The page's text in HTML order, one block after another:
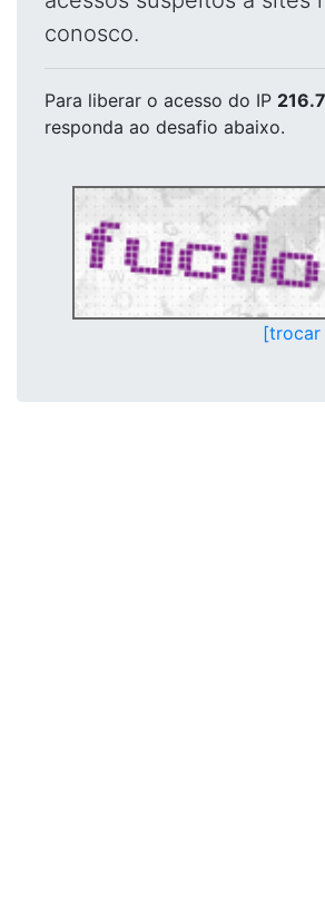
conosco.
Para liberar o acesso do IP
responda ao desafio abaixo.
[trocar